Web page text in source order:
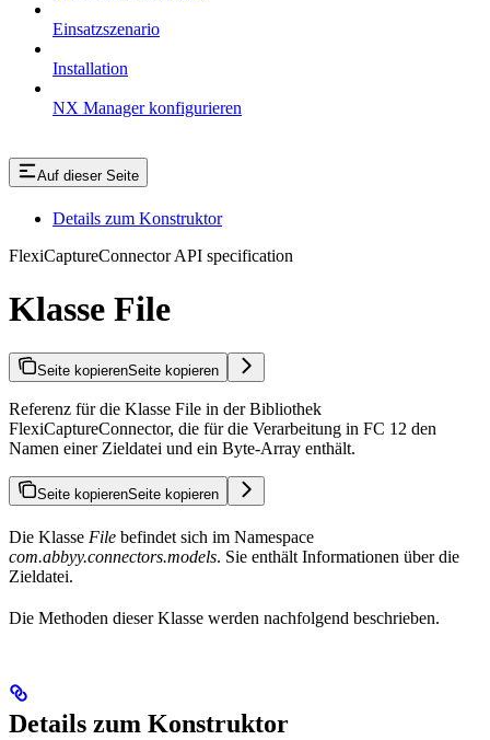
Einsatzszenario
Installation
NX Manager konfigurieren
Auf dieser Seite
Details zum Konstruktor
FlexiCaptureConnector API specification
Klasse File
Seite kopierenSeite kopieren
Referenz für die Klasse File in der Bibliothek
FlexiCaptureConnector, die für die Verarbeitung in FC 12 den
Namen einer Zieldatei und ein Byte-Array enthält.
Seite kopierenSeite kopieren
Die Klasse File befindet sich im Namespace
com.abbyy.connectors.models. Sie enthält Informationen über die
Zieldatei.
Die Methoden dieser Klasse werden nachfolgend beschrieben.
Details zum Konstruktor